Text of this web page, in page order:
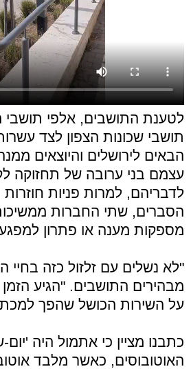
לטענת התושבים, אלפי תושבי
תושבי שכונות הצפון לצד
הבאים לירושלים והיוצאים
עצמם בני ערובה של תחזוקה
לדבריהם, למרות פניות
הסברים, שתי החברות
מספקות מענה או פתרון
"לא נשלים עם זלזול כזה בחיי
מבהירים התושבים. "הגיע הזמן
על השירות הכושל שהפך למכת
כתבנו מציין כי אתמול היה
האוטובוסים, כאשר מלבד